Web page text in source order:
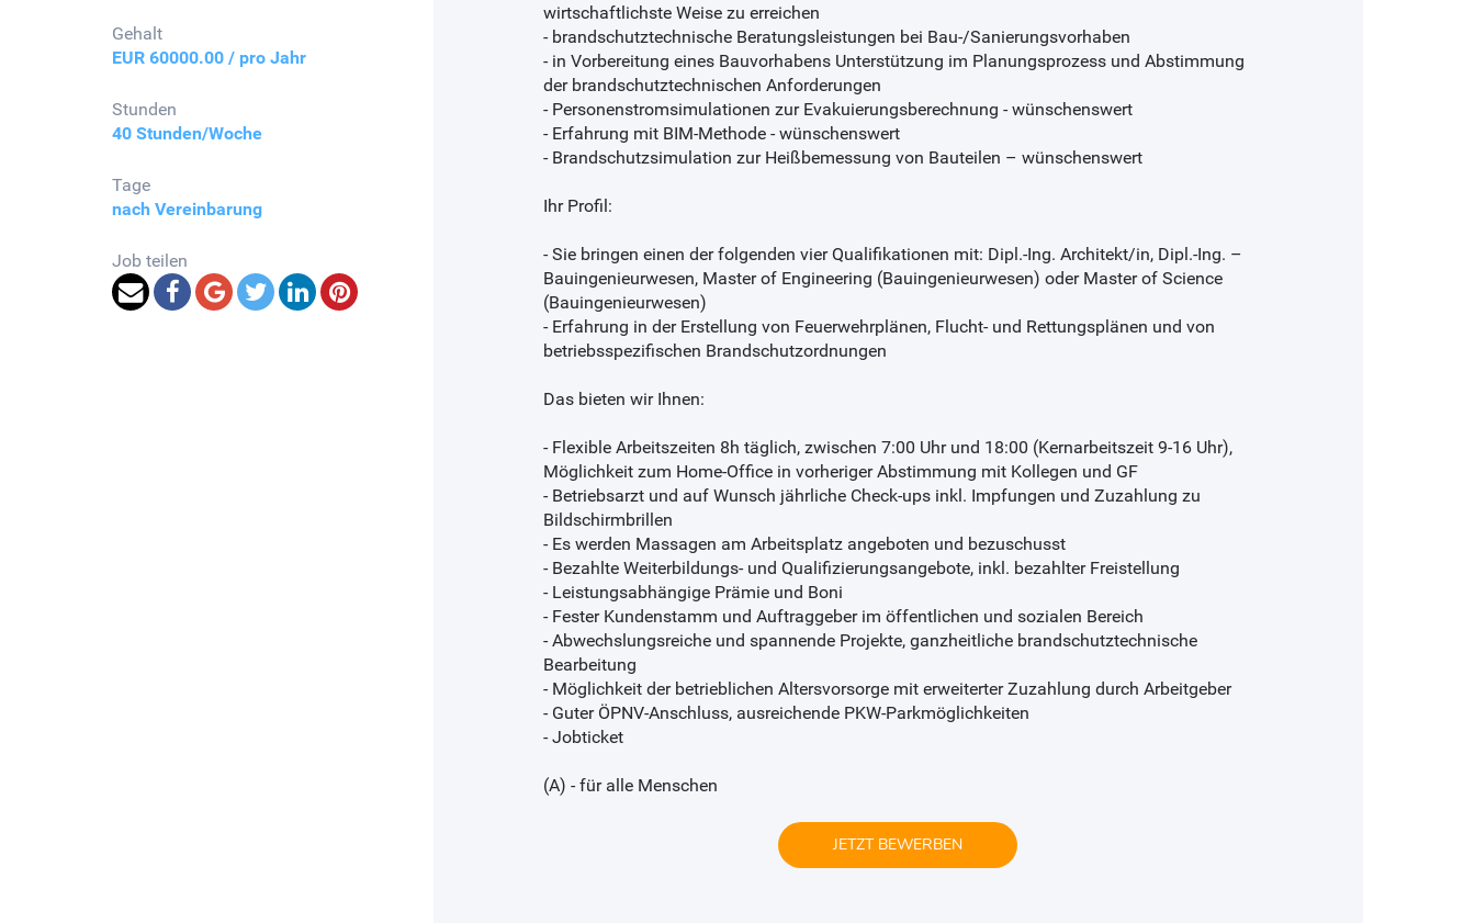
Gehalt
EUR 60000.00 / pro Jahr
Stunden
40 Stunden/Woche
Tage
nach Vereinbarung
Job teilen
wirtschaftlichste Weise zu erreichen
- brandschutztechnische Beratungsleistungen bei Bau-/Sanierungsvorhaben
- in Vorbereitung eines Bauvorhabens Unterstützung im Planungsprozess und Abstimmung
der brandschutztechnischen Anforderungen
- Personenstromsimulationen zur Evakuierungsberechnung - wünschenswert
- Erfahrung mit BIM-Methode - wünschenswert
- Brandschutzsimulation zur Heißbemessung von Bauteilen – wünschenswert
Ihr Profil:
- Sie bringen einen der folgenden vier Qualifikationen mit: Dipl.-Ing. Architekt/in, Dipl.-Ing. –
Bauingenieurwesen, Master of Engineering (Bauingenieurwesen) oder Master of Science
(Bauingenieurwesen)
- Erfahrung in der Erstellung von Feuerwehrplänen, Flucht- und Rettungsplänen und von
betriebsspezifischen Brandschutzordnungen
Das bieten wir Ihnen:
- Flexible Arbeitszeiten 8h täglich, zwischen 7:00 Uhr und 18:00 (Kernarbeitszeit 9-16 Uhr),
Möglichkeit zum Home-Office in vorheriger Abstimmung mit Kollegen und GF
- Betriebsarzt und auf Wunsch jährliche Check-ups inkl. Impfungen und Zuzahlung zu
Bildschirmbrillen
- Es werden Massagen am Arbeitsplatz angeboten und bezuschusst
- Bezahlte Weiterbildungs- und Qualifizierungsangebote, inkl. bezahlter Freistellung
- Leistungsabhängige Prämie und Boni
- Fester Kundenstamm und Auftraggeber im öffentlichen und sozialen Bereich
- Abwechslungsreiche und spannende Projekte, ganzheitliche brandschutztechnische
Bearbeitung
- Möglichkeit der betrieblichen Altersvorsorge mit erweiterter Zuzahlung durch Arbeitgeber
- Guter ÖPNV-Anschluss, ausreichende PKW-Parkmöglichkeiten
- Jobticket
(A) - für alle Menschen
JETZT BEWERBEN